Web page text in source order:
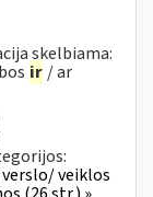
skelbiama:
ir / ar
veiklos